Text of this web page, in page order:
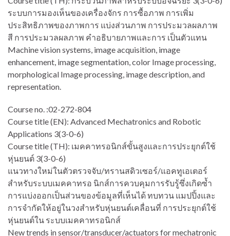
ระบบการมองเห็นของเครื่องจักร การซื้อภาพ การเพิ่ม
ประสิทธิภาพของภาพการ แบ่งส่วนภาพ การประมวลผลภาพ
สี การประมวลผลภาพ คำอธิบายภาพและการ เป็นตัวแทน
Machine vision systems, image acquisition, image
enhancement, image segmentation, color Image processing,
morphological Image processing, image description, and
representation.
Course no. :02-272-804
Course title (EN): Advanced Mechatronics and Robotic
Applications 3(3-0-6)
Course title (TH): เมคคาทรอนิกส์ขั้นสูงและการประยุกต์ใช้
หุ่นยนต์ 3(3-0-6)
แนวทางใหม่ในตัวตรวจจับ/ทรานสดิวเซอร์/แอคทูเอเตอร์
สำหรับระบบเมคคาทรอ นิกส์การควบคุมการรับรู้ซึ่งเกิดซ้ำ
การแบ่งออกเป็นส่วนของข้อมูลที่เห็นได้ ทบทวน แมปปิ้งและ
การจำกัดให้อยู่ในวงสำหรับหุ่นยนต์เคลื่อนที่ การประยุกต์ใช้
หุ่นยนต์ใน ระบบเมคคาทรอนิกส์
New trends in sensor/transducer/actuators for mechatronic